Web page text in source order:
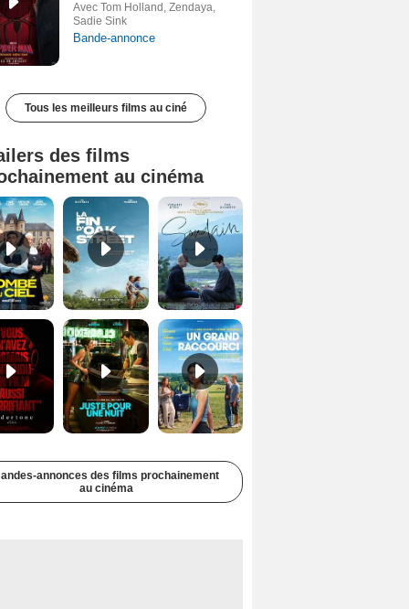
Avec Tom Holland, Zendaya,
Sadie Sink
Bande-annonce
Tous les meilleurs films au ciné
des films
au cinéma
Tombé du ciel Bande-annonce VF La fin d’Oak Street Bande-annonce VO STFR
Undertone Bande-annonce VO STFR Juste pour une nuit Bande-annonce VO STFR Un grand raccourci Bande-annonce VF
annonces des films prochainement
au cinéma